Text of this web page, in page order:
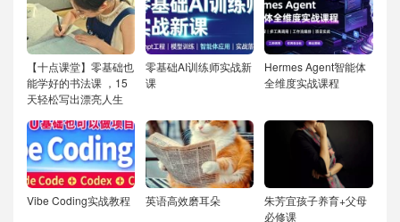
【十点课堂】零基础也
能学好的书法课 ，15
天轻松写出漂亮人生
零基础AI训练师实战新
课
Hermes Agent智能体
全维度实战课程
Vibe Coding实战教程 英语高效磨耳朵
朱芳宜孩子养育+父母
必修课